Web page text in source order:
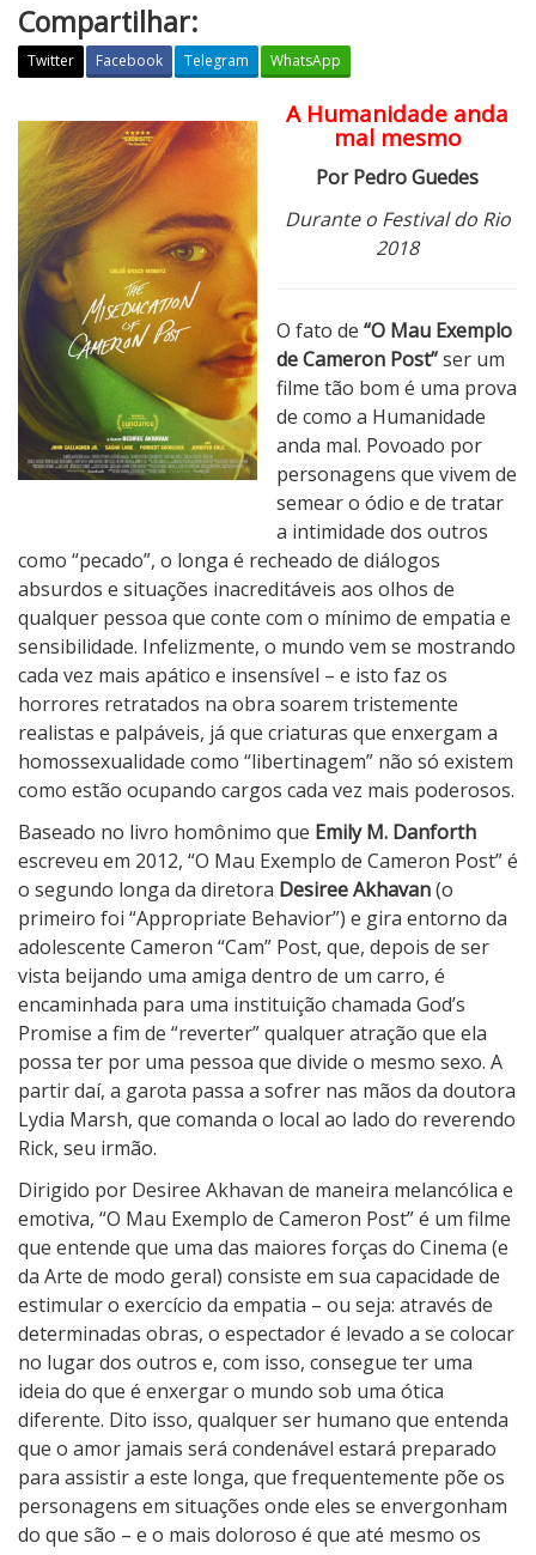
Compartilhar:
Twitter Facebook Telegram WhatsApp
O
a
u
E
x
e
m
p
l
o
d
C
e
r
o
n
P
o
s
t
A Humanidade anda
mal mesmo
Por Pedro Guedes
Durante o Festival do Rio
2018
O fato de “O Mau Exemplo
de Cameron Post”ser um
filme tão bom é uma prova
de como a Humanidade
anda mal. Povoado por
personagens que vivem de
semear o ódio e de tratar
a intimidade dos outros
como “pecado”, o longa é recheado de diálogos
absurdos e situações inacreditáveis aos olhos de
qualquer pessoa que conte com o mínimo de empatia e
sensibilidade. Infelizmente, o mundo vem se mostrando
cada vez mais apático e insensível – e isto faz os
horrores retratados na obra soarem tristemente
realistas e palpáveis, já que criaturas que enxergam a
homossexualidade como “libertinagem” não só existem
como estão ocupando cargos cada vez mais poderosos.
Baseado no livro homônimo que Emily M. Danforth
escreveu em 2012, “O Mau Exemplo de Cameron Post” é
o segundo longa da diretora Desiree Akhavan(o
primeiro foi “Appropriate Behavior”) e gira entorno da
adolescente Cameron “Cam” Post, que, depois de ser
vista beijando uma amiga dentro de um carro, é
encaminhada para uma instituição chamada God’s
Promise a fim de “reverter” qualquer atração que ela
possa ter por uma pessoa que divide o mesmo sexo. A
partir daí, a garota passa a sofrer nas mãos da doutora
Lydia Marsh, que comanda o local ao lado do reverendo
Rick, seu irmão.
Dirigido por Desiree Akhavan de maneira melancólica e
emotiva, “O Mau Exemplo de Cameron Post” é um filme
que entende que uma das maiores forças do Cinema (e
da Arte de modo geral) consiste em sua capacidade de
estimular o exercício da empatia – ou seja: através de
determinadas obras, o espectador é levado a se colocar
no lugar dos outros e, com isso, consegue ter uma
ideia do que é enxergar o mundo sob uma ótica
diferente. Dito isso, qualquer ser humano que entenda
que o amor jamais será condenável estará preparado
para assistir a este longa, que frequentemente põe os
personagens em situações onde eles se envergonham
do que são – e o mais doloroso é que até mesmo os